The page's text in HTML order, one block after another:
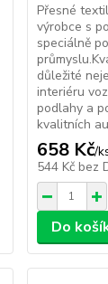
Přesné
výrobce s
speciálně
důležité
interiéru
podlahy a
kvalitních
658 Kč/
544 Kč bez
Do